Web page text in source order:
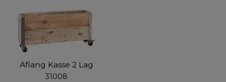
Aflang Kasse 2 Lag
31008